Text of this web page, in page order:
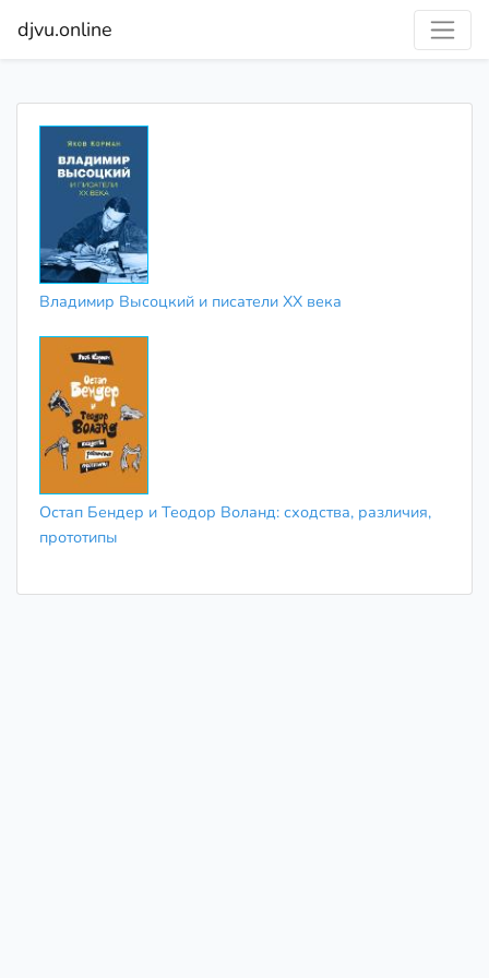
djvu.online
Владимир Высоцкий и писатели XX века
Остап Бендер и Теодор Воланд: сходства, различия,
прототипы